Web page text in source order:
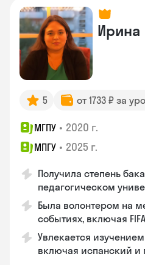
Ирина
5 от 1733 ₽ за
МГПУ • 2020 г.
МПГУ • 2025 г.
Получила степень
педагогическом
Была волонтером на
событиях, включая
Увлекается
включая испанский и